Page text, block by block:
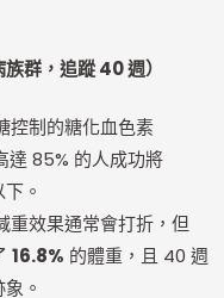
族群，追蹤 40 週）
控制的糖化血色素
達 85% 的人成功將
。
重效果通常會打折，但
16.8% 的體重，且 40 週
。